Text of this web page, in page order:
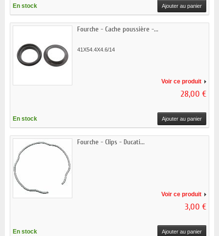
En stock Ajouter au panier
Fourche - Cache poussière -...
41X54.4X4.6/14
Voir ce produit
28,00 €
En stock Ajouter au panier
Fourche - Clips - Ducati...
Voir ce produit
3,00 €
En stock Ajouter au panier